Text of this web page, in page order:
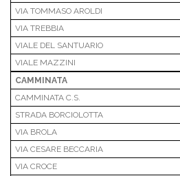
VIA TOMMASO AROLDI
VIA TREBBIA
VIALE DEL SANTUARIO
VIALE MAZZINI
CAMMINATA
CAMMINATA C.S.
STRADA BORCIOLOTTA
VIA BROLA
VIA CESARE BECCARIA
VIA CROCE